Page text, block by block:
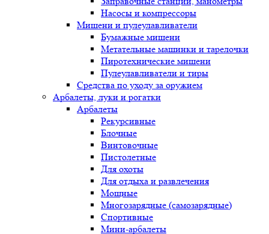
Насосы и компрессоры
Мишени и пулеулавливатели
Бумажные мишени
Метательные машинки и тарелочки
Пиротехнические мишени
Пулеулавливатели и тиры
Средства по уходу за оружием
Арбалеты, луки и рогатки
Арбалеты
Рекурсивные
Блочные
Винтовочные
Пистолетные
Для охоты
Для отдыха и развлечения
Мощные
Многозарядные (самозарядные)
Спортивные
Мини-арбалеты